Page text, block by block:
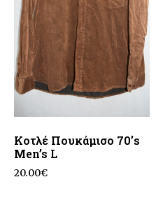
Κοτλέ Πουκάμισο 70’s
Men’s L
20.00€